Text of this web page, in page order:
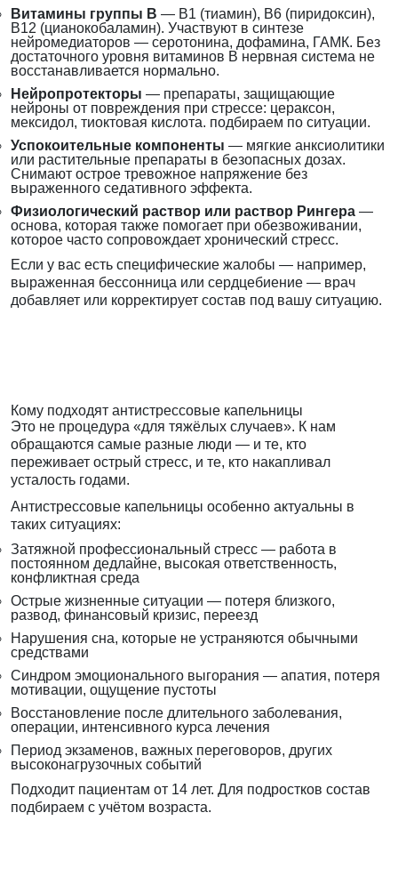
Витамины группы B — B1 (тиамин), B6 (пиридоксин),
B12 (цианокобаламин). Участвуют в синтезе
нейромедиаторов — серотонина, дофамина, ГАМК. Без
достаточного уровня витаминов B нервная система не
восстанавливается нормально.
Нейропротекторы — препараты, защищающие
нейроны от повреждения при стрессе: цераксон,
мексидол, тиоктовая кислота. подбираем по ситуации.
Успокоительные компоненты — мягкие анксиолитики
или растительные препараты в безопасных дозах.
Снимают острое тревожное напряжение без
выраженного седативного эффекта.
Физиологический раствор или раствор Рингера —
основа, которая также помогает при обезвоживании,
которое часто сопровождает хронический стресс.
Если у вас есть специфические жалобы — например,
выраженная бессонница или сердцебиение — врач
добавляет или корректирует состав под вашу ситуацию.
Кому подходят антистрессовые капельницы
Это не процедура «для тяжёлых случаев». К нам
обращаются самые разные люди — и те, кто
переживает острый стресс, и те, кто накапливал
усталость годами.
Антистрессовые капельницы особенно актуальны в
таких ситуациях:
Затяжной профессиональный стресс — работа в
постоянном дедлайне, высокая ответственность,
конфликтная среда
Острые жизненные ситуации — потеря близкого,
развод, финансовый кризис, переезд
Нарушения сна, которые не устраняются обычными
средствами
Синдром эмоционального выгорания — апатия, потеря
мотивации, ощущение пустоты
Восстановление после длительного заболевания,
операции, интенсивного курса лечения
Период экзаменов, важных переговоров, других
высоконагрузочных событий
Подходит пациентам от 14 лет. Для подростков состав
подбираем с учётом возраста.